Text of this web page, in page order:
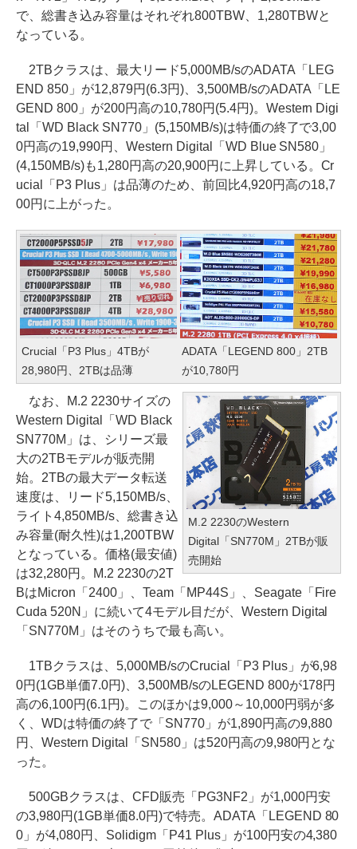
で、総書き込み容量はそれぞれ800TBW、1,280TBWと
なっている。
2TBクラスは、最大リード5,000MB/sのADATA「LEG
END 850」が12,879円(6.3円)、3,500MB/sのADATA「LE
GEND 800」が200円高の10,780円(5.4円)。Western Digi
tal「WD Black SN770」(5,150MB/s)は特価の終了で3,00
0円高の19,990円、Western Digital「WD Blue SN580」
(4,150MB/s)も1,280円高の20,900円に上昇している。Cr
ucial「P3 Plus」は品薄のため、前回比4,920円高の18,7
00円に上がった。
Crucial「P3 Plus」4TBが
28,980円、2TBは品薄
ADATA「LEGEND 800」2TB
が10,780円
M.2 2230のWestern
Digital「SN770M」2TBが販
売開始
なお、M.2 2230サイズの
Western Digital「WD Black
SN770M」は、シリーズ最
大の2TBモデルが販売開
始。2TBの最大データ転送
速度は、リード5,150MB/s、
ライト4,850MB/s、総書き込
み容量(耐久性)は1,200TBW
となっている。価格(最安値)
は32,280円。M.2 2230の2T
BはMicron「2400」、Team「MP44S」、Seagate「Fire
Cuda 520N」に続いて4モデル目だが、Western Digital
「SN770M」はそのうちで最も高い。
1TBクラスは、5,000MB/sのCrucial「P3 Plus」が6,98
0円(1GB単価7.0円)、3,500MB/sのLEGEND 800が178円
高の6,100円(6.1円)。このほかは9,000～10,000円弱が多
く、WDは特価の終了で「SN770」が1,890円高の9,880
円、Western Digital「SN580」は520円高の9,980円とな
った。
500GBクラスは、CFD販売「PG3NF2」が1,000円安
の3,980円(1GB単価8.0円)で特売。ADATA「LEGEND 80
0」が4,080円、Solidigm「P41 Plus」が100円安の4,380